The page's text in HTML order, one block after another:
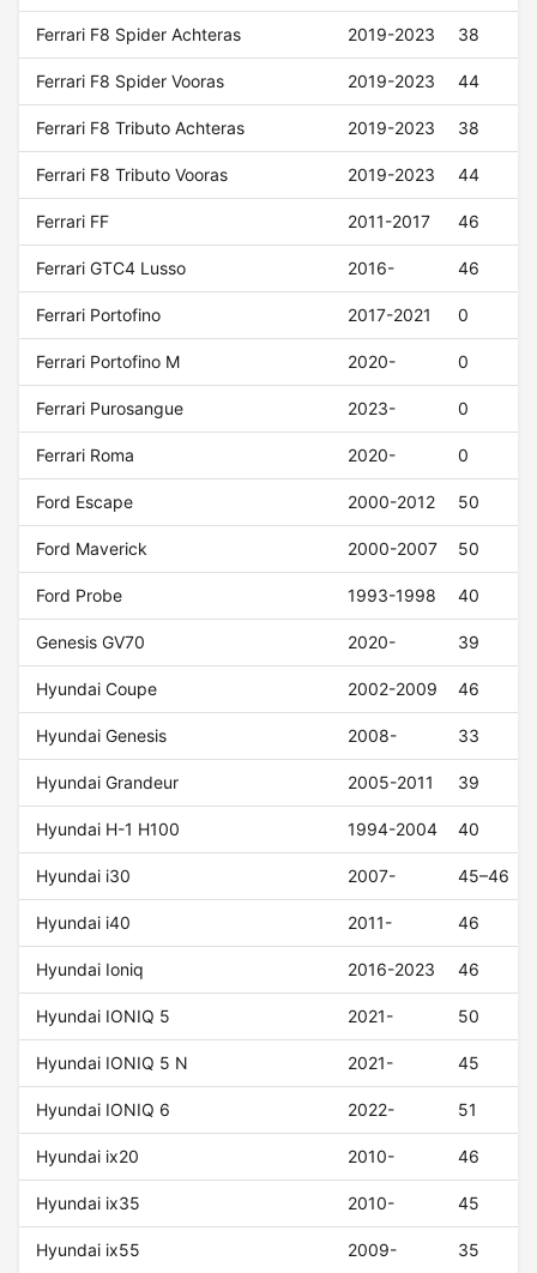
Ferrari F8 Spider Achteras 2019-2023 38
Ferrari F8 Spider Vooras 2019-2023 44
Ferrari F8 Tributo Achteras 2019-2023 38
Ferrari F8 Tributo Vooras 2019-2023 44
Ferrari FF 2011-2017 46
Ferrari GTC4 Lusso 2016- 46
Ferrari Portofino 2017-2021 0
Ferrari Portofino M 2020- 0
Ferrari Purosangue 2023- 0
Ferrari Roma 2020- 0
Ford Escape 2000-2012 50
Ford Maverick 2000-2007 50
Ford Probe 1993-1998 40
Genesis GV70 2020- 39
Hyundai Coupe 2002-2009 46
Hyundai Genesis 2008- 33
Hyundai Grandeur 2005-2011 39
Hyundai H-1 H100 1994-2004 40
Hyundai i30 2007- 45–46
Hyundai i40 2011- 46
Hyundai Ioniq 2016-2023 46
Hyundai IONIQ 5 2021- 50
Hyundai IONIQ 5 N 2021- 45
Hyundai IONIQ 6 2022- 51
Hyundai ix20 2010- 46
Hyundai ix35 2010- 45
Hyundai ix55 2009- 35